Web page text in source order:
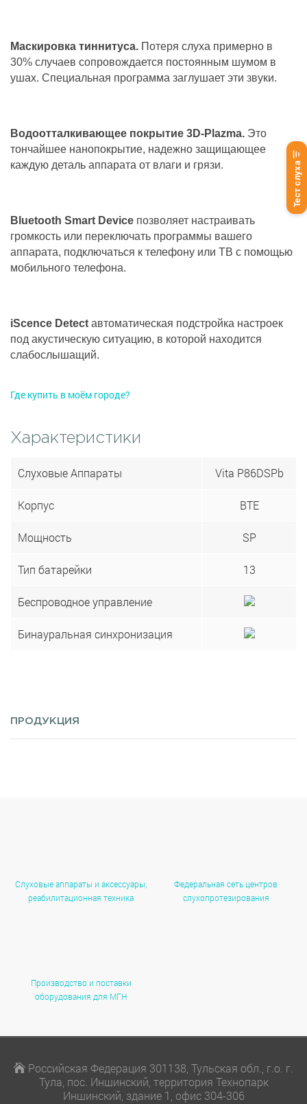
Тест слуха
Маскировка тиннитуса. Потеря слуха примерно в
30% случаев сопровождается постоянным шумом в
ушах. Специальная программа заглушает эти звуки.
Водоотталкивающее покрытие 3D-Plazma. Это
тончайшее нанопокрытие, надежно защищающее
каждую деталь аппарата от влаги и грязи.
Bluetooth Smart Device позволяет настраивать
громкость или переключать программы вашего
аппарата, подключаться к телефону или ТВ с помощью
мобильного телефона.
iScence Detect автоматическая подстройка настроек
под акустическую ситуацию, в которой находится
слабослышащий.
Где купить в моём городе?
Характеристики
Слуховые Аппараты Vita P86DSPb
Корпус BTE
Мощность SP
Тип батарейки 13
Беспроводное управление
Бинауральная синхронизация
ПРОДУКЦИЯ
Слуховые аппараты и аксессуары,
реабилитационная техника
Федеральная сеть центров
слухопротезирования
Производство и поставки
оборудования для МГН
Российская Федерация 301138, Тульская обл., г.о. г.
Тула, пос. Иншинский, территория Технопарк
Иншинский, здание 1, офис 304-306